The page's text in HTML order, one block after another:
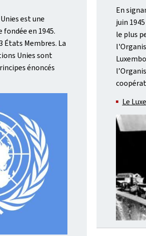
est une
en 1945.
États Membres. La
Unies sont
énoncés
En
juin
le plus
Le